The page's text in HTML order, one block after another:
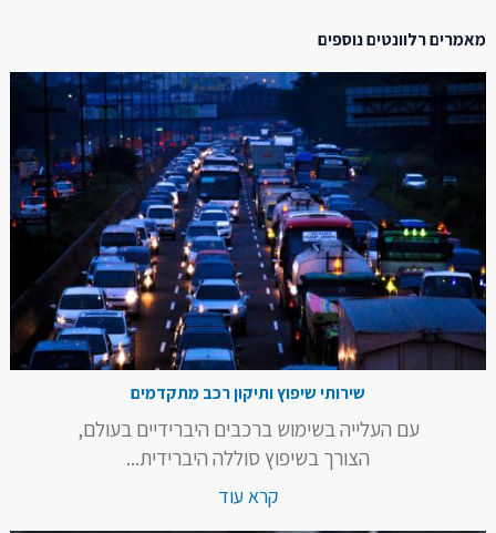
מאמרים רלוונטים נוספים
שירותי שיפוץ ותיקון רכב מתקדמים
עם העלייה בשימוש ברכבים היברידיים בעולם,
הצורך בשיפוץ סוללה היברידית...
קרא עוד